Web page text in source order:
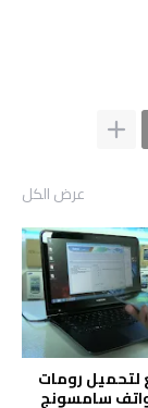
عرض الكل
رومات
سامسونج